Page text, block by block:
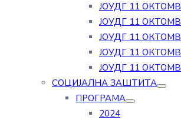
ЈОУДГ 11
ЈОУДГ 11
ЈОУДГ 11
ЈОУДГ 11
ЈОУДГ 11
СОЦИЈАЛНА ЗАШТИТА
ПРОГРАМА
2024